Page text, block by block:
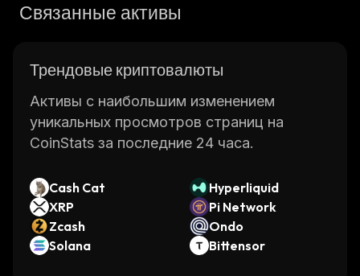
Связанные активы
Трендовые криптовалюты
Активы с наибольшим изменением
уникальных просмотров страниц на
CoinStats за последние 24 часа.
Cash Cat
Hyperliquid
XRP
Pi Network
Zcash
Ondo
Solana
Bittensor